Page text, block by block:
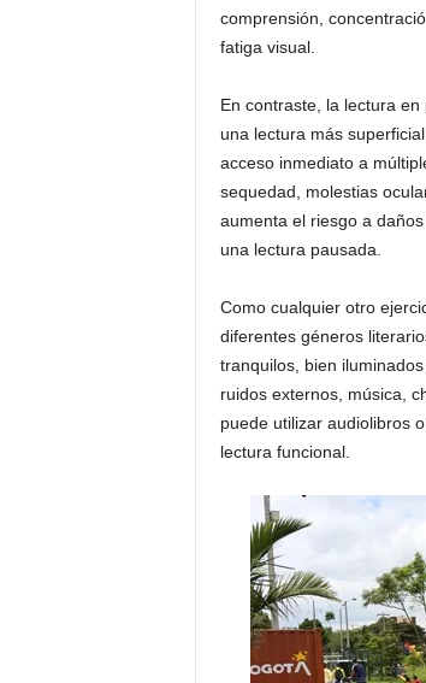
comprensión,
fatiga visual.
En contraste, la lectura
una lectura más
acceso inmediato a
sequedad, molestias
aumenta el riesgo a
una lectura pausada.
Como cualquier otro
diferentes géneros
tranquilos, bien
ruidos externos, música,
puede utilizar audiolibros
lectura funcional.